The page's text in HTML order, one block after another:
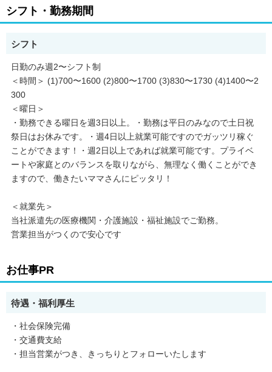
シフト・勤務期間
シフト
日勤のみ週2〜シフト制
＜時間＞ (1)700〜1600 (2)800〜1700 (3)830〜1730 (4)1400〜2
300
＜曜日＞
・勤務できる曜日を週3日以上。・勤務は平日のみなので土日祝
祭日はお休みです。・週4日以上就業可能ですのでガッツリ稼ぐ
ことができます！・週2日以上であれば就業可能です。プライベ
ートや家庭とのバランスを取りながら、無理なく働くことができ
ますので、働きたいママさんにピッタリ！
＜就業先＞
当社派遣先の医療機関・介護施設・福祉施設でご勤務。
営業担当がつくので安心です
お仕事PR
待遇・福利厚生
・社会保険完備
・交通費支給
・担当営業がつき、きっちりとフォローいたします